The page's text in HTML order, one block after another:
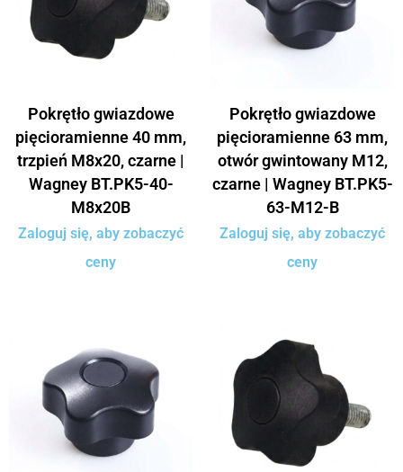
Pokrętło gwiazdowe
pięcioramienne 40 mm,
trzpień M8x20, czarne |
Wagney BT.PK5-40-
M8x20B
Zaloguj się, aby zobaczyć
ceny
Pokrętło gwiazdowe
pięcioramienne 63 mm,
otwór gwintowany M12,
czarne | Wagney BT.PK5-
63-M12-B
Zaloguj się, aby zobaczyć
ceny